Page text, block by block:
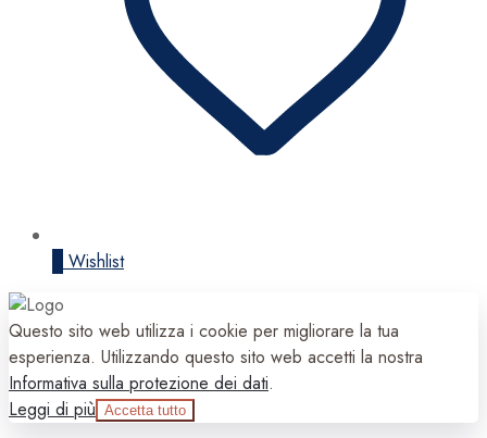
Wishlist
Questo sito web utilizza i cookie per migliorare la tua
esperienza. Utilizzando questo sito web accetti la nostra
Informativa sulla protezione dei dati.
Leggi di più Accetta tutto